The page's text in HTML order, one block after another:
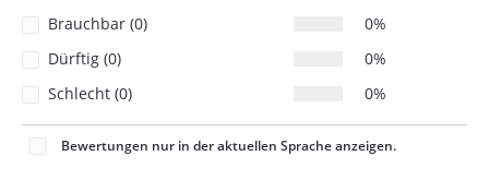
Brauchbar (0)
0%
Dürftig (0)
0%
Schlecht (0)
0%
Bewertungen nur in der aktuellen Sprache anzeigen.